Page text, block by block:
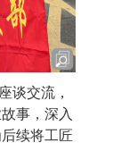
谈交流，
事，深入
续将工匠